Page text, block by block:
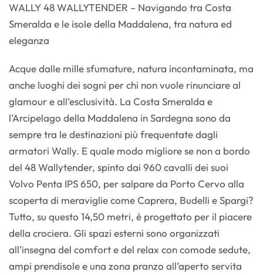
WALLY 48 WALLYTENDER – Navigando tra Costa
Smeralda e le isole della Maddalena, tra natura ed
eleganza
Acque dalle mille sfumature, natura incontaminata, ma
anche luoghi dei sogni per chi non vuole rinunciare al
glamour e all’esclusività. La Costa Smeralda e
l’Arcipelago della Maddalena in Sardegna sono da
sempre tra le destinazioni più frequentate dagli
armatori Wally. E quale modo migliore se non a bordo
del 48 Wallytender, spinto dai 960 cavalli dei suoi
Volvo Penta IPS 650, per salpare da Porto Cervo alla
scoperta di meraviglie come Caprera, Budelli e Spargi?
Tutto, su questo 14,50 metri, è progettato per il piacere
della crociera. Gli spazi esterni sono organizzati
all’insegna del comfort e del relax con comode sedute,
ampi prendisole e una zona pranzo all’aperto servita